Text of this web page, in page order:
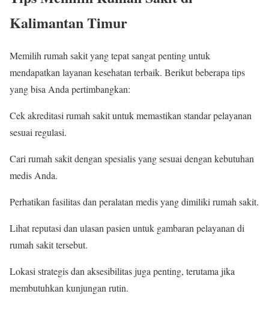
Kalimantan Timur
Memilih rumah sakit yang tepat sangat penting untuk
mendapatkan layanan kesehatan terbaik. Berikut beberapa tips
yang bisa Anda pertimbangkan:
Cek akreditasi rumah sakit untuk memastikan standar pelayanan
sesuai regulasi.
Cari rumah sakit dengan spesialis yang sesuai dengan kebutuhan
medis Anda.
Perhatikan fasilitas dan peralatan medis yang dimiliki rumah sakit.
Lihat reputasi dan ulasan pasien untuk gambaran pelayanan di
rumah sakit tersebut.
Lokasi strategis dan aksesibilitas juga penting, terutama jika
membutuhkan kunjungan rutin.